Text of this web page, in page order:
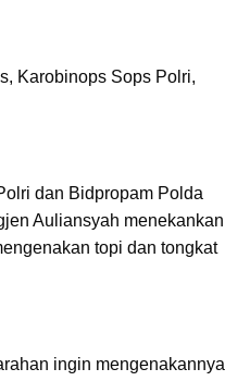
Karobinops Sops Polri,
dan Bidpropam Polda
Auliansyah menekankan
topi dan tongkat
ingin mengenakannya